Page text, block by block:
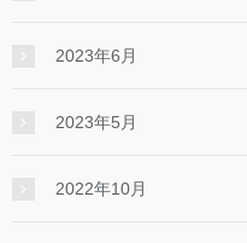
2023年6月
2023年5月
2022年10月